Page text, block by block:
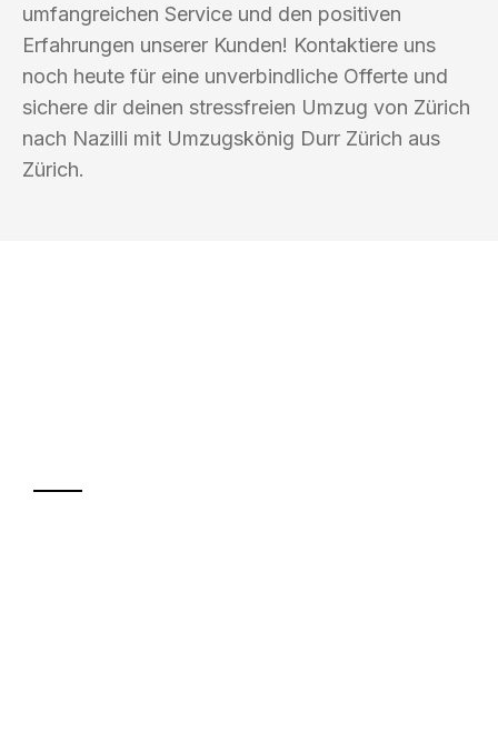
umfangreichen Service und den positiven
Erfahrungen unserer Kunden! Kontaktiere uns
noch heute für eine unverbindliche Offerte und
sichere dir deinen stressfreien Umzug von Zürich
nach Nazilli mit Umzugskönig Durr Zürich aus
Zürich.